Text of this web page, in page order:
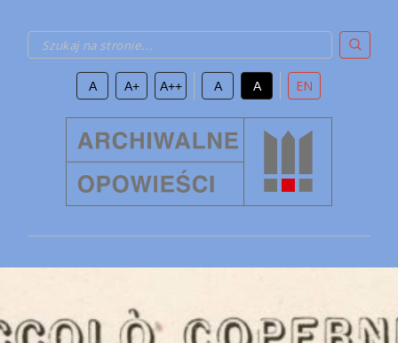
A A+ A++ A A EN